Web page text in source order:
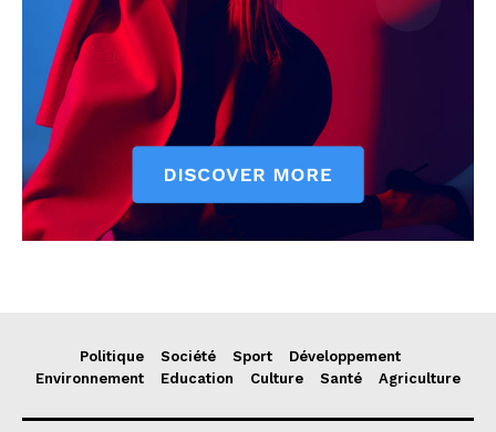
Politique Société Sport
Développement
Environnement
Education Culture Santé Agriculture